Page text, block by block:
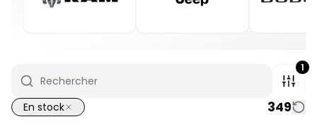
1
En stock 349